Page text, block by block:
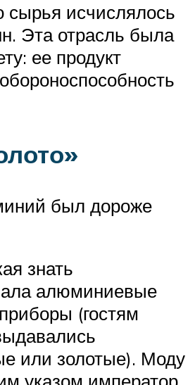
сырья исчислялось
Эта отрасль была
ее продукт
был дороже
знать
алюминиевые
(гостям
или золотые). Моду